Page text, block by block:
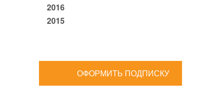
2016
2015
ОФОРМИТЬ ПОДПИСКУ